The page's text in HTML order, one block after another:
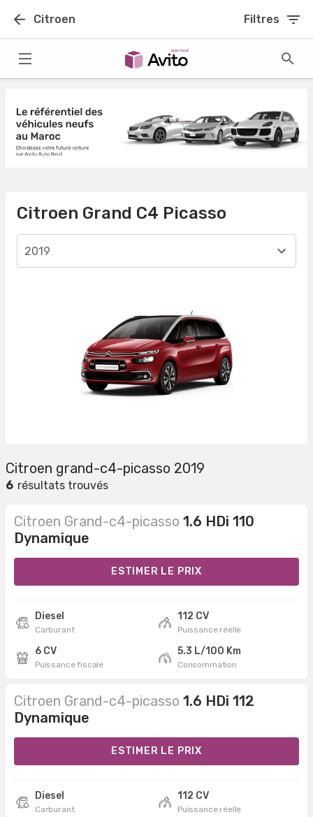
Citroen Filtres
Citroen Grand C4 Picasso
2019
Citroen grand-c4-picasso 2019
6 résultats trouvés
Citroen Grand-c4-picasso 1.6 HDi 110
Dynamique
ESTIMER LE PRIX
Diesel
Carburant
112 CV
Puissance réelle
6 CV
Puissance fiscale
5.3 L/100 Km
Consommation
Citroen Grand-c4-picasso 1.6 HDi 112
Dynamique
ESTIMER LE PRIX
Diesel
Carburant
112 CV
Puissance réelle